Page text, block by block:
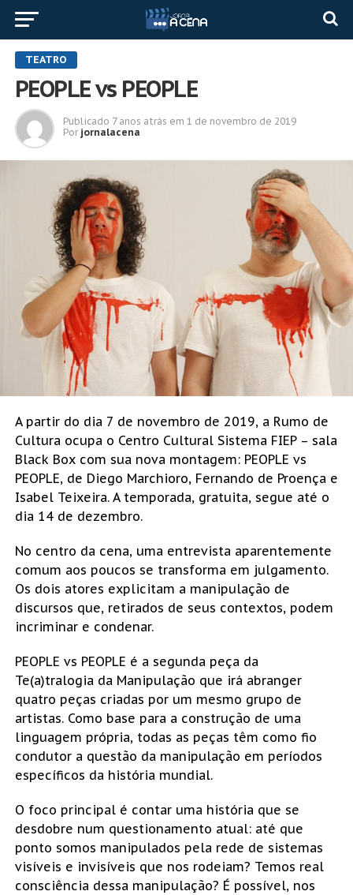
TEATRO
PEOPLE vs PEOPLE
Publicado 7 anos atrás em 1 de novembro de 2019
Por jornalacena
A partir do dia 7 de novembro de 2019, a Rumo de
Cultura ocupa o Centro Cultural Sistema FIEP – sala
Black Box com sua nova montagem: PEOPLE vs
PEOPLE, de Diego Marchioro, Fernando de Proença e
Isabel Teixeira. A temporada, gratuita, segue até o
dia 14 de dezembro.
No centro da cena, uma entrevista aparentemente
comum aos poucos se transforma em julgamento.
Os dois atores explicitam a manipulação de
discursos que, retirados de seus contextos, podem
incriminar e condenar.
PEOPLE vs PEOPLE é a segunda peça da
Te(a)tralogia da Manipulação que irá abranger
quatro peças criadas por um mesmo grupo de
artistas. Como base para a construção de uma
linguagem própria, todas as peças têm como fio
condutor a questão da manipulação em períodos
específicos da história mundial.
O foco principal é contar uma história que se
desdobre num questionamento atual: até que
ponto somos manipulados pela rede de sistemas
visíveis e invisíveis que nos rodeiam? Temos real
consciência dessa manipulação? É possível, nos